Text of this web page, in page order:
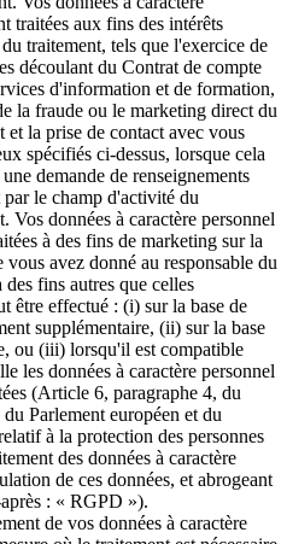
traitées aux fins des intérêts
traitement, tels que l'exercice de
découlant du Contrat de compte
d'information et de formation,
la fraude ou le marketing direct du
et la prise de contact avec vous
spécifiés ci-dessus, lorsque cela
demande de renseignements
par le champ d'activité du
Vos données à caractère personnel
à des fins de marketing sur la
vous avez donné au responsable du
fins autres que celles
être effectué : (i) sur la base de
supplémentaire, (ii) sur la base
ou (iii) lorsqu'il est compatible
les données à caractère personnel
(Article 6, paragraphe 4, du
Parlement européen et du
à la protection des personnes
des données à caractère
de ces données, et abrogeant
: « RGPD »).
de vos données à caractère